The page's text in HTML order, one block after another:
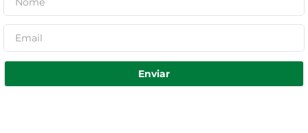
Enviar